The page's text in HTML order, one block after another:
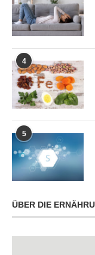
4
5
ÜBER DIE